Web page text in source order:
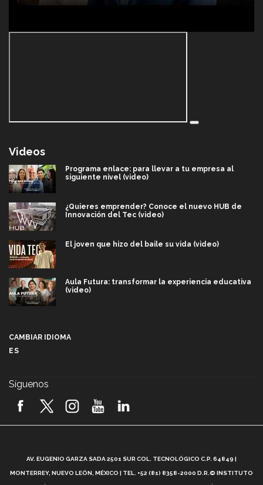
Videos
Programa enlace: para llevar a tu empresa al
siguiente nivel (video)
¿Quieres emprender? Conoce el nuevo HUB de
Innovación del Tec (video)
El joven que hizo del baile su vida (video)
Aula Futura: transformar la experiencia educativa
(video)
2026! (video)
¿Cómo es el Modelo Educativo Tec? (video)
CAMBIAR IDIOMA
ES
Síguenos
AV. EUGENIO GARZA SADA 2501 SUR COL. TECNOLÓGICO C.P. 64849 |
MONTERREY, NUEVO LEÓN, MÉXICO | TEL. +52 (81) 8358-2000 D.R.© INSTITUTO